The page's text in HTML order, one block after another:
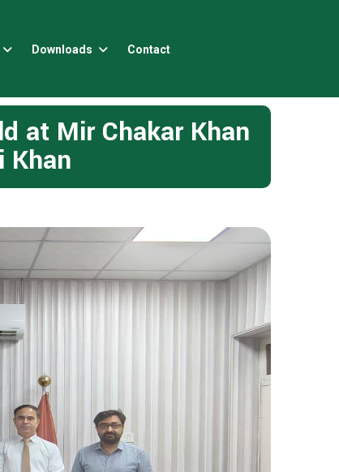
Downloads Contact
at Mir Chakar Khan
Khan